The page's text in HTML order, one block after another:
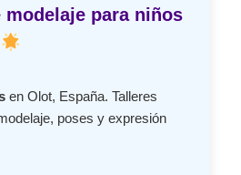
modelaje para niños
en Olot, España. Talleres
poses y expresión